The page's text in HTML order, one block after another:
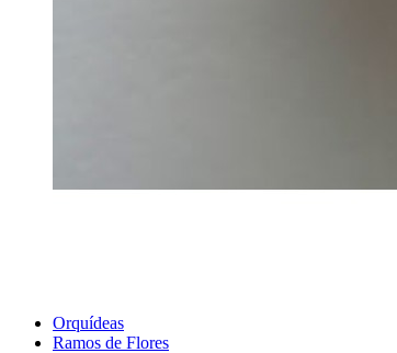
Orquídeas
Ramos de Flores